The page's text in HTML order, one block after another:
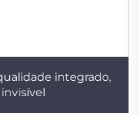
integrado,